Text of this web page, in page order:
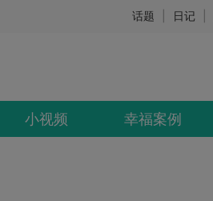
话题 日记
小视频 幸福案例